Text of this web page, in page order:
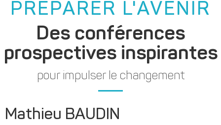
PREPARER L'AVENIR
Des conférences
prospectives inspirantes
pour impulser le changement
Mathieu BAUDIN